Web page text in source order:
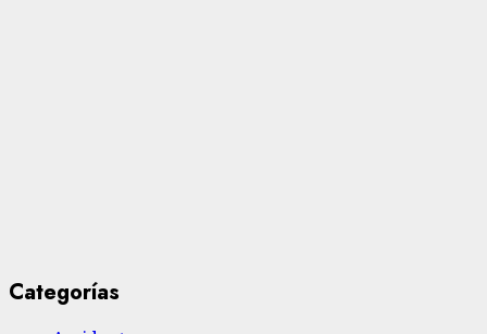
Categorías